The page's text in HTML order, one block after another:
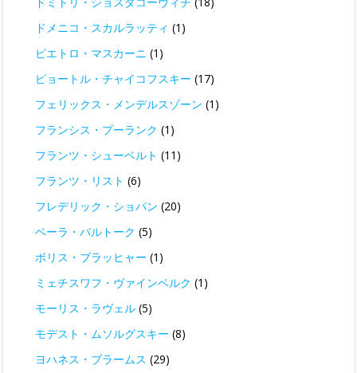
ドメニコ・スカルラッティ (1)
ピエトロ・マスカーニ (1)
ピョートル・チャイコフスキー (17)
フェリックス・メンデルスゾーン (1)
フランシス・プーランク (1)
フランツ・シューベルト (11)
フランツ・リスト (6)
フレデリック・ショパン (20)
ベーラ・バルトーク (5)
ボリス・ブラッヒャー (1)
ミェチスワフ・ヴァインベルク (1)
モーリス・ラヴェル (5)
モデスト・ムソルグスキー (8)
ヨハネス・ブラームス (29)